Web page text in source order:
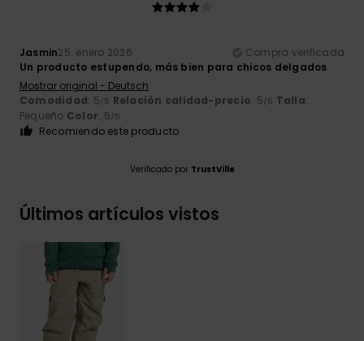
Jasmin25. enero 2026
Compra verificada
Un producto estupendo, más bien para chicos delgados
Mostrar original - Deutsch
Comodidad: 5/5 Relación calidad-precio: 5/5 Talla:
Pequeño Color: 5/5
Recomiendo este producto
Verificado por TrustVille
Últimos artículos vistos